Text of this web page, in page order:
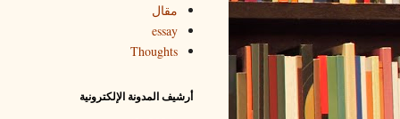
مقال
essay
Thoughts
أرشيف المدونة الإلكترونية